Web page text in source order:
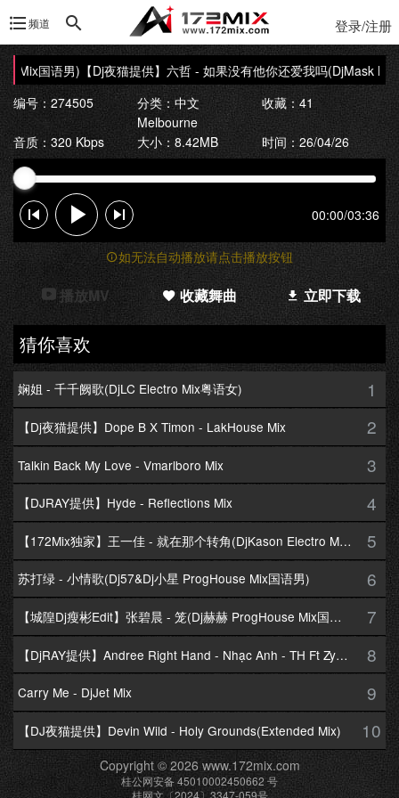
频道 登录/注册
Mix国语男)【Dj夜猫提供】六哲 - 如果没有他你还爱我吗(DjMask
编号：274505
分类：中文
Melbourne
收藏：41
音质：320 Kbps 大小：8.42MB 时间：26/04/26
00:00/03:36
如无法自动播放请点击播放按钮
播放MV 收藏舞曲 立即下载
猜你喜欢
娴姐 - 千千阙歌(DjLC Electro Mix粤语女) 1
【Dj夜猫提供】Dope B X Timon - LakHouse Mix 2
Talkin Back My Love - Vmarlboro Mix 3
【DJRAY提供】Hyde - Reflections Mix 4
【172Mix独家】王一佳 - 就在那个转角(DjKason Electro Mix国语女) 5
苏打绿 - 小情歌(Dj57&Dj小星 ProgHouse Mix国语男) 6
【城隍Dj瘦彬Edit】张碧晨 - 笼(Dj赫赫 ProgHouse Mix国语女) 7
【DjRAY提供】Andree Right Hand - Nhạc Anh - TH Ft Zym Mix 8
Carry Me - DjJet Mix 9
【DJ夜猫提供】Devin Wild - Holy Grounds(Extended Mix) 10
Copyright © 2026 www.172mix.com
桂公网安备 45010002450662 号
桂网文〔2024〕3347-059号